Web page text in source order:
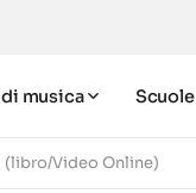
musica
(libro/Video Online)